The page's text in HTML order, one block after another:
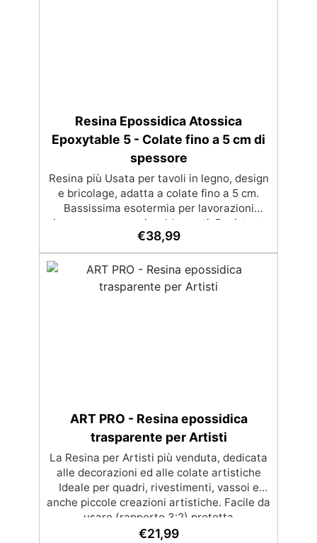
Resina Epossidica Atossica
Epoxytable 5 - Colate fino a 5 cm di
spessore
Resina più Usata per tavoli in legno, design
e bricolage, adatta a colate fino a 5 cm.
Bassissima esotermia per lavorazioni
sicure e senza surriscaldamenti. Resistente
a graffi e ingiallimento grazie ai filtri UV e
all'alta qualità meccanica. Bassa viscosità
per eliminare bolle d'aria e ottenere finiture
lisce. Sicura, atossica, BPA/VOC free e
certificata per il contatto prolungato con la
€38,99
ART PRO - Resina epossidica
trasparente per Artisti
La Resina per Artisti più venduta, dedicata
alle decorazioni ed alle colate artistiche
Ideale per quadri, rivestimenti, vassoi e
anche piccole creazioni artistiche. Facile da
usare (rapporto 3:2) protetta
dall’ingiallimento grazie agli speciali filtri
€21,99